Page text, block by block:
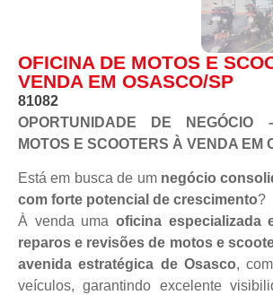
OFICINA DE MOTOS E
VENDA EM OSASCO/SP
81082
OPORTUNIDADE DE NEGÓCIO
MOTOS E SCOOTERS À VENDA EM
Está em busca de um negócio
com forte potencial de crescimento?
À venda uma oficina especializada
reparos e revisões de motos e
avenida estratégica de Osasco,
veículos, garantindo excelente